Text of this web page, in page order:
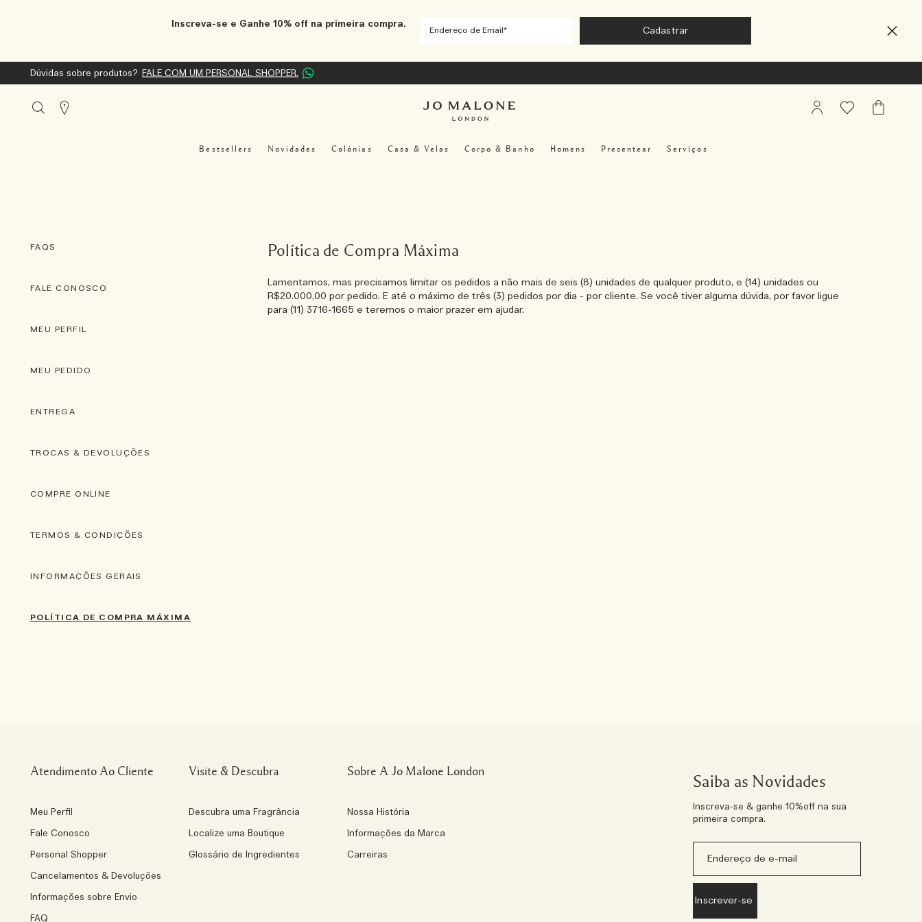
Inscreva-se e Ganhe 10% off na primeira compra.
Dúvidas sobre produtos? FALE COM UM PERSONAL SHOPPER.
Bestsellers Novidades Colônias Casa & Velas Corpo & Banho Homens Presentear Serviços
Stores
My
FavoritosMeu
FAQS
FALE CONOSCO
MEU PERFIL
MEU PEDIDO
ENTREGA
TROCAS & DEVOLUÇÕES
COMPRE ONLINE
TERMOS & CONDIÇÕES
INFORMAÇÕES GERAIS
POLÍTICA DE COMPRA MÁXIMA
Política de Compra Máxima
Lamentamos, mas precisamos limitar os pedidos a não mais de seis (8) unidades de qualquer produto, e (14) unidades ou
R$20.000,00 por pedido. E até o máximo de três (3) pedidos por dia - por cliente. Se você tiver alguma dúvida, por favor ligue
para (11) 3716-1665 e teremos o maior prazer em ajudar.
Saiba as Novidades
Inscreva-se & ganhe 10%off na sua
primeira compra.
Atendimento Ao Cliente
Meu Perfil
Fale Conosco
Personal Shopper
Cancelamentos & Devoluções
Informações sobre Envio
FAQ
Visite & Descubra
Descubra uma Fragrância
Localize uma Boutique
Glossário de Ingredientes
Sobre A Jo Malone London
Nossa História
Informações da Marca
Carreiras